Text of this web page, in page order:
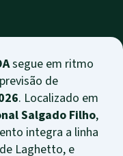
segue em ritmo
de
. Localizado em
Salgado Filho,
integra a linha
Laghetto, e